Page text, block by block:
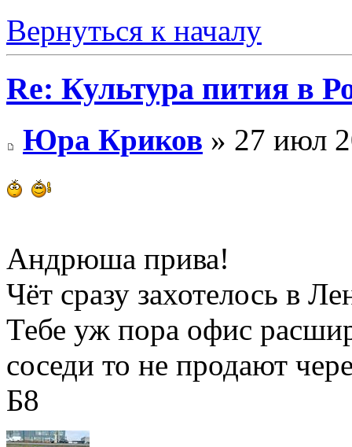
Вернуться к началу
Re: Культура пития в
Юра Криков » 27 июл
Андрюша прива!
Чёт сразу захотелось в
Тебе уж пора офис
соседи то не продают
Б8